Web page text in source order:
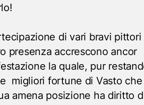
di vari bravi pittori
presenza accrescono ancor
la quale, pur
migliori fortune di Vasto che
amena posizione ha diritto